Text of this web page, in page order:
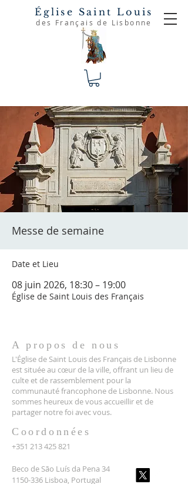
Église Saint Louis
des Français de Lisbonne
Messe de semaine
Date et Lieu
08 juin 2026, 18:30 – 19:00
Église de Saint Louis des Français
A propos de nous
L'Église de Saint Louis des Français de Lisbonne
est située au cœur de la ville, offrant un lieu de
culte et de rassemblement pour la
communauté francophone de Lisbonne. Nous
sommes heureux de vous accueillir et de
partager notre foi avec vous.
Coordonnées
+351 213 425 821
Beco de São Luís da Pena 34
1150-336 Lisboa, Portugal